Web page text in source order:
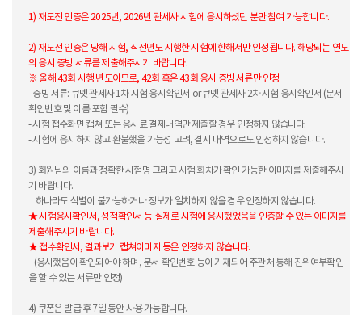
1) 재도전 인증은 2025년, 2026년 관세사 시험에 응시하셨던 분만 참여 가능합니다.
2) 재도전 인증은 당해 시험, 직전년도 시행한 시험에 한해서만 인정됩니다. 해당되는 연도
의 응시 증빙 서류를 제출해주시기 바랍니다.
※ 올해 43회 시행 년도이므로, 42회 혹은 43회 응시 증빙 서류만 인정
- 증빙 서류: 큐넷 관세사 1차 시험 응시확인서 or 큐넷 관세사 2차 시험 응시확인서 (문서
확인번호 및 이름 포함 필수)
- 시험 접수화면 캡쳐 또는 응시료 결제내역만 제출할 경우 인정하지 않습니다.
- 시험에 응시하지 않고 환불했을 가능성 고려, 결시 내역으로도 인정하지 않습니다.
3) 회원님의 이름과 정확한 시험명 그리고 시험 회차가 확인 가능한 이미지를 제출해주시
기 바랍니다.
하나라도 식별이 불가능하거나 정보가 일치하지 않을 경우 인정하지 않습니다.
★ 시험응시확인서, 성적확인서 등 실제로 시험에 응시했었음을 인증할 수 있는 이미지를
제출해주시기 바랍니다.
★ 접수확인서, 결과보기 캡쳐이미지 등은 인정하지 않습니다.
(응시했음이 확인되어야 하며, 문서 확인번호 등이 기재되어 주관처 통해 진위여부확인
을 할 수 있는 서류만 인정)
4) 쿠폰은 발급 후 7일 동안 사용 가능합니다.